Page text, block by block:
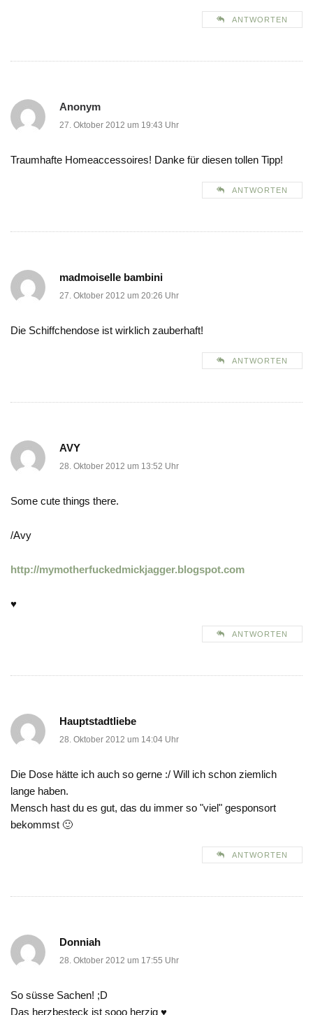
ANTWORTEN
Anonym
27. Oktober 2012 um 19:43 Uhr
Traumhafte Homeaccessoires! Danke für diesen tollen Tipp!
ANTWORTEN
madmoiselle bambini
27. Oktober 2012 um 20:26 Uhr
Die Schiffchendose ist wirklich zauberhaft!
ANTWORTEN
AVY
28. Oktober 2012 um 13:52 Uhr
Some cute things there.
/Avy
http://mymotherfuckedmickjagger.blogspot.com
♥
ANTWORTEN
Hauptstadtliebe
28. Oktober 2012 um 14:04 Uhr
Die Dose hätte ich auch so gerne :/ Will ich schon ziemlich
lange haben.
Mensch hast du es gut, das du immer so "viel" gesponsort
bekommst 🙂
ANTWORTEN
Donniah
28. Oktober 2012 um 17:55 Uhr
So süsse Sachen! ;D
Das herzbesteck ist sooo herzig ♥